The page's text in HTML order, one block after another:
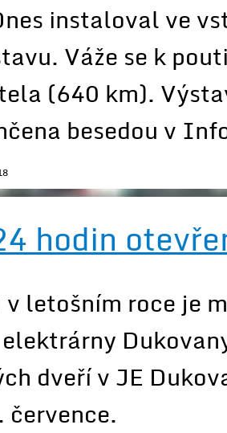
instaloval ve
Váže se k
(640 km).
besedou v
hodin
letošním roce je
dveří v JE
července.